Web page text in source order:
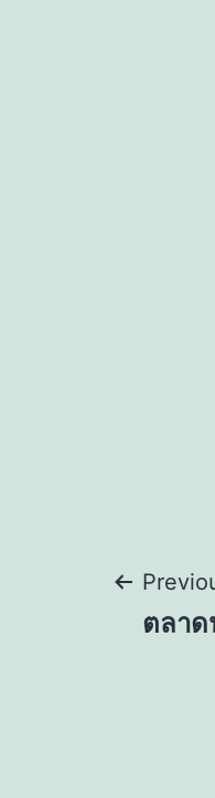
ตลาด